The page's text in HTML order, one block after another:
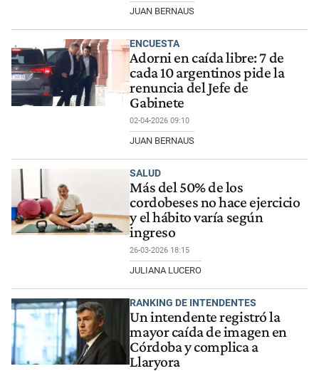
JUAN BERNAUS
ENCUESTA
Adorni en caída libre: 7 de
cada 10 argentinos pide la
renuncia del Jefe de
Gabinete
02-04-2026 09:10
JUAN BERNAUS
SALUD
Más del 50% de los
cordobeses no hace ejercicio
y el hábito varía según
ingreso
26-03-2026 18:15
JULIANA LUCERO
RANKING DE INTENDENTES
Un intendente registró la
mayor caída de imagen en
Córdoba y complica a
Llaryora